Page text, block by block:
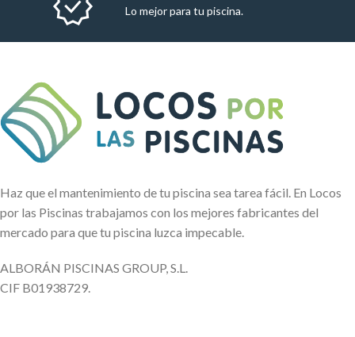
Lo mejor para tu piscina.
Haz que el mantenimiento de tu piscina sea tarea fácil. En Locos
por las Piscinas trabajamos con los mejores fabricantes del
mercado para que tu piscina luzca impecable.
ALBORÁN PISCINAS GROUP, S.L.
CIF B01938729.